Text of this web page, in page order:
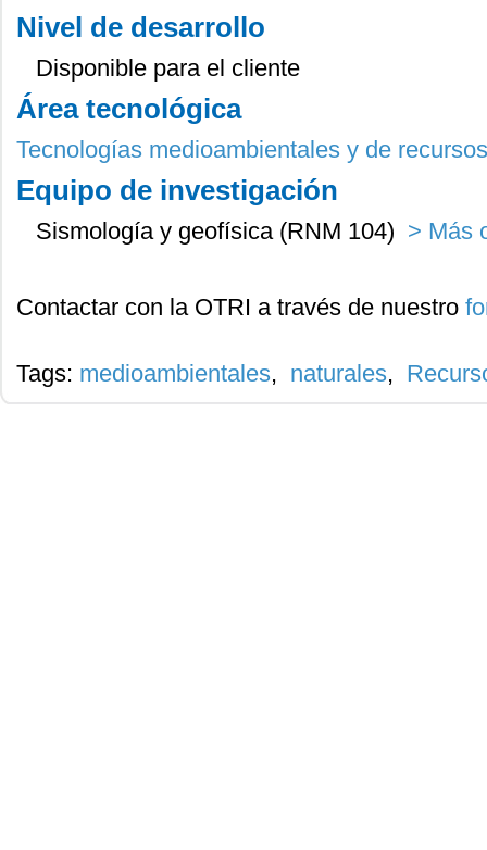
Nivel de desarrollo
Disponible para el cliente
Área tecnológica
Tecnologías medioambientales y de
Equipo de investigación
Sismología y geofísica (RNM 104) > Más
Contactar con la OTRI a través de nuestro
Tags: medioambientales, naturales,